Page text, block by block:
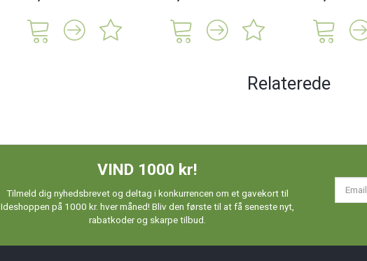
Relaterede
VIND 1000 kr!
Tilmeld dig nyhedsbrevet og deltag i konkurrencen om et gavekort til
Ideshoppen på 1000 kr. hver måned! Bliv den første til at få seneste nyt,
rabatkoder og skarpe tilbud.